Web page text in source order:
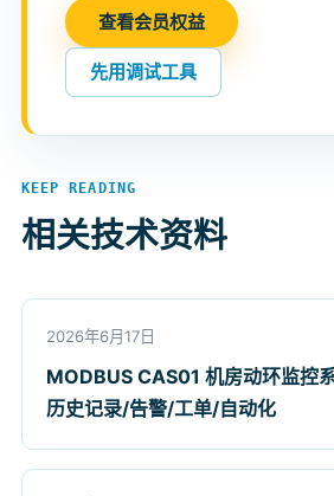
查看会员权益
先用调试工具
KEEP READING
相关技术资料
2026年6月17日
MODBUS CAS01 机房动环监控
历史记录/告警/工单/自动化